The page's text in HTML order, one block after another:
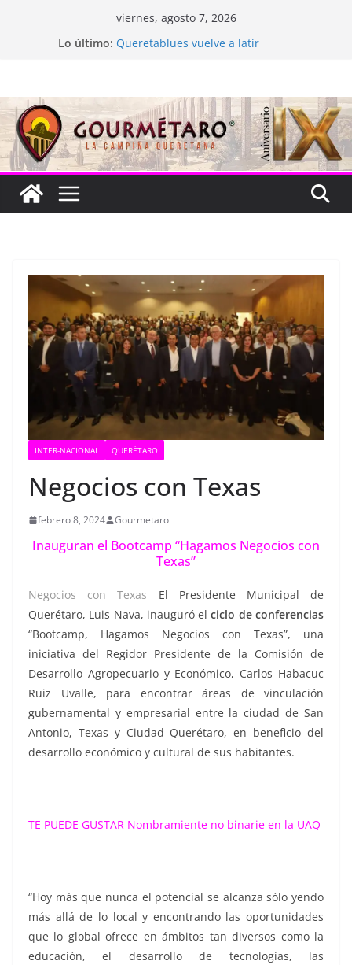
viernes, agosto 7, 2026
Lo último: Queretablues vuelve a latir
Cascada Cueva Longa
INTER-NACIONAL QUERÉTARO
Negocios con Texas
febrero 8, 2024 Gourmetaro
Inauguran el Bootcamp “Hagamos Negocios con
Texas”
Negocios con Texas El Presidente Municipal de
Querétaro, Luis Nava, inauguró elciclo de conferencias
“Bootcamp, Hagamos Negocios con Texas”, una
iniciativa del Regidor Presidente de la Comisión de
Desarrollo Agropecuario y Económico, Carlos Habacuc
Ruiz Uvalle, para encontrar áreas de vinculación
gubernamental y empresarial entre la ciudad de San
Antonio, Texas y Ciudad Querétaro, en beneficio del
desarrollo económico y cultural de sus habitantes.
TE PUEDE GUSTAR Nombramiente no binarie en la UAQ
“Hoy más que nunca el potencial se alcanza sólo yendo
más allá de lo local y encontrando las oportunidades
que lo global ofrece en ámbitos tan diversos como la
educación, el desarrollo de tecnologías, las